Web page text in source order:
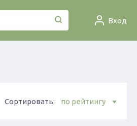
Вход
Сортировать: по рейтингу